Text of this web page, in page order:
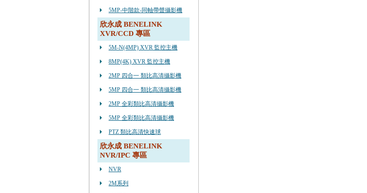
5MP-中階款-同軸帶聲攝影機
欣永成 BENELINK
XVR/CCD 專區
5M-N(4MP) XVR 監控主機
8MP(4K) XVR 監控主機
2MP 四合一 類比高清攝影機
5MP 四合一 類比高清攝影機
2MP 全彩類比高清攝影機
5MP 全彩類比高清攝影機
PTZ 類比高清快速球
欣永成 BENELINK
NVR/IPC 專區
NVR
2M系列